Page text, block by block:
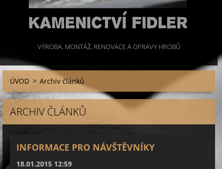
VÝROBA, MONTÁŽ, RENOVACE A OPRAVY HROBŮ
ÚVOD > Archiv článků
ARCHIV ČLÁNKŮ
INFORMACE PRO NÁVŠTĚVNÍKY
18.01.2015 12:59